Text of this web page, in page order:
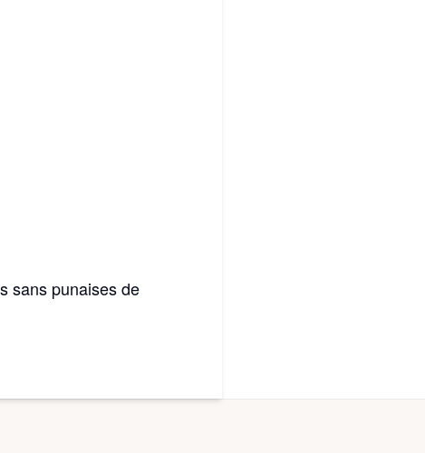
sans punaises de